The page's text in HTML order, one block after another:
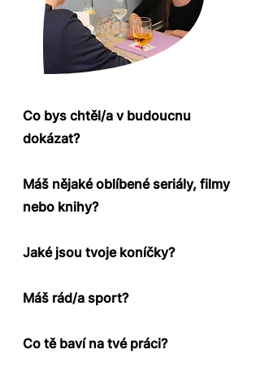
Co bys chtěl/a v budoucnu
dokázat?
Máš nějaké oblíbené seriály, filmy
nebo knihy?
Jaké jsou tvoje koníčky?
Máš rád/a sport?
Co tě baví na tvé práci?